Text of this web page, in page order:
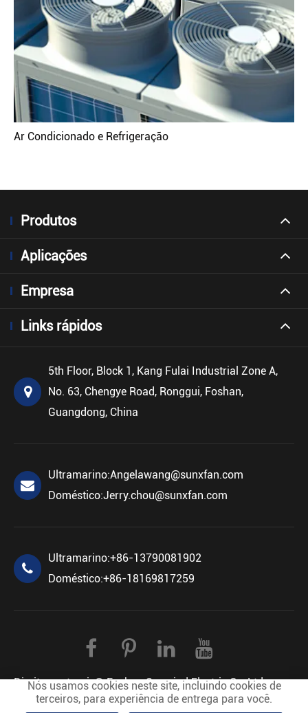
Ar Condicionado e Refrigeração
Produtos
Aplicações
Empresa
Links rápidos
5th Floor, Block 1, Kang Fulai Industrial Zone A,
No. 63, Chengye Road, Ronggui, Foshan,
Guangdong, China
Ultramarino:Angelawang@sunxfan.com
Doméstico:Jerry.chou@sunxfan.com
Ultramarino:+86-13790081902
Doméstico:+86-18169817259
Direitos autorais©Foshan Sunwind Electric Co.,Ltd.
Todos os direitos reservados.
Nós usamos cookies neste site, incluindo cookies de
terceiros, para experiência de entrega para você.